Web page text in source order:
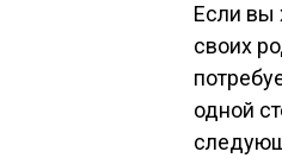
Если вы
своих
одной